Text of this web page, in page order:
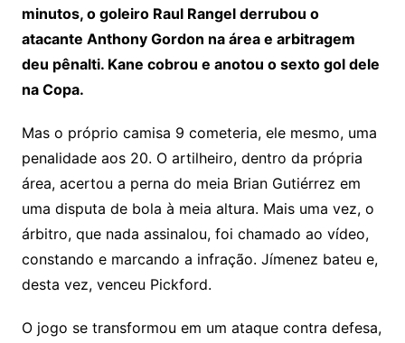
minutos, o goleiro Raul Rangel derrubou o
atacante Anthony Gordon na área e arbitragem
deu pênalti. Kane cobrou e anotou o sexto gol dele
na Copa.
Mas o próprio camisa 9 cometeria, ele mesmo, uma
penalidade aos 20. O artilheiro, dentro da própria
área, acertou a perna do meia Brian Gutiérrez em
uma disputa de bola à meia altura. Mais uma vez, o
árbitro, que nada assinalou, foi chamado ao vídeo,
constando e marcando a infração. Jímenez bateu e,
desta vez, venceu Pickford.
O jogo se transformou em um ataque contra defesa,